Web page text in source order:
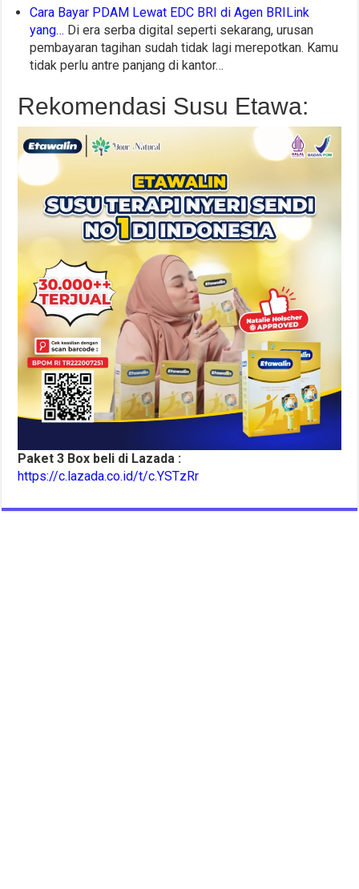
Cara Bayar PDAM Lewat EDC BRI di Agen BRILink
yang… Di era serba digital seperti sekarang, urusan
pembayaran tagihan sudah tidak lagi merepotkan. Kamu
tidak perlu antre panjang di kantor…
Rekomendasi Susu Etawa:
Paket 3 Box beli di Lazada :
https://c.lazada.co.id/t/c.YSTzRr